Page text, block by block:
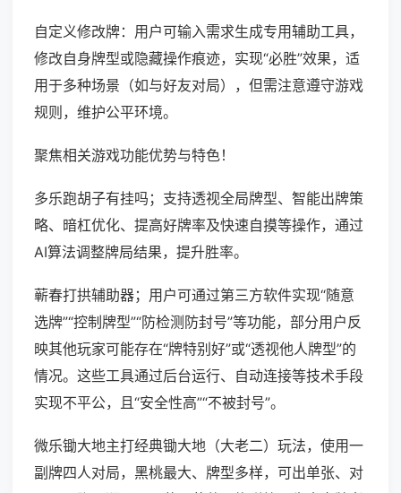
自定义修改牌：用户可输入需求生成专用辅助工具，
修改自身牌型或隐藏操作痕迹，实现“必胜”效果，适
用于多种场景（如与好友对局），但需注意遵守游戏
规则，维护公平环境。
聚焦相关游戏功能优势与特色！
多乐跑胡子有挂吗；支持透视全局牌型、智能出牌策
略、暗杠优化、提高好牌率及快速自摸等操作，通过
AI算法调整牌局结果，提升胜率。
蕲春打拱辅助器；用户可通过第三方软件实现“随意
选牌”“控制牌型”“防检测防封号”等功能，部分用户反
映其他玩家可能存在“牌特别好”或“透视他人牌型”的
情况。这些工具通过后台运行、自动连接等技术手段
实现不平公，且“安全性高”“不被封号”。
微乐锄大地主打经典锄大地（大老二）玩法，使用一
副牌四人对局，黑桃最大、牌型多样，可出单张、对